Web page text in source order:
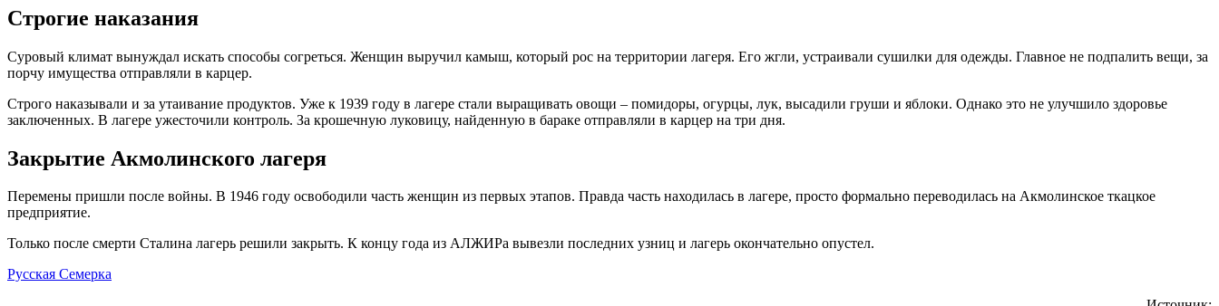
Строгие наказания
Суровый климат вынуждал искать способы согреться. Женщин выручил камыш, который рос на территории лагеря. Его жгли, устраивали сушилки для одежды. Главное не подпалить вещи, за
порчу имущества отправляли в карцер.
Строго наказывали и за утаивание продуктов. Уже к 1939 году в лагере стали выращивать овощи – помидоры, огурцы, лук, высадили груши и яблоки. Однако это не улучшило здоровье
заключенных. В лагере ужесточили контроль. За крошечную луковицу, найденную в бараке отправляли в карцер на три дня.
Закрытие Акмолинского лагеря
Перемены пришли после войны. В 1946 году освободили часть женщин из первых этапов. Правда часть находилась в лагере, просто формально переводилась на Акмолинское ткацкое
предприятие.
Только после смерти Сталина лагерь решили закрыть. К концу года из АЛЖИРа вывезли последних узниц и лагерь окончательно опустел.
Русская Семерка